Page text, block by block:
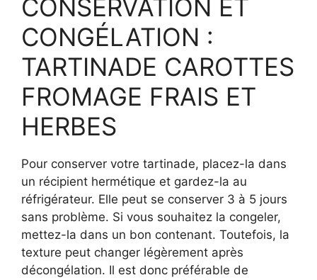
CONSERVATION ET
CONGÉLATION :
TARTINADE CAROTTES
FROMAGE FRAIS ET
HERBES
Pour conserver votre tartinade, placez-la dans
un récipient hermétique et gardez-la au
réfrigérateur. Elle peut se conserver 3 à 5 jours
sans problème. Si vous souhaitez la congeler,
mettez-la dans un bon contenant. Toutefois, la
texture peut changer légèrement après
décongélation. Il est donc préférable de